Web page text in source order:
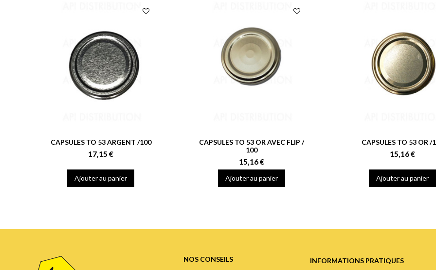
CAPSULES TO 53 ARGENT /100
17,15 €
Ajouter au panier
CAPSULES TO 53 OR AVEC FLIP /
100
15,16 €
Ajouter au panier
CAPSULES TO 53 OR /
15,16 €
Ajouter au panier
NOS CONSEILS
INFORMATIONS PRATIQUES